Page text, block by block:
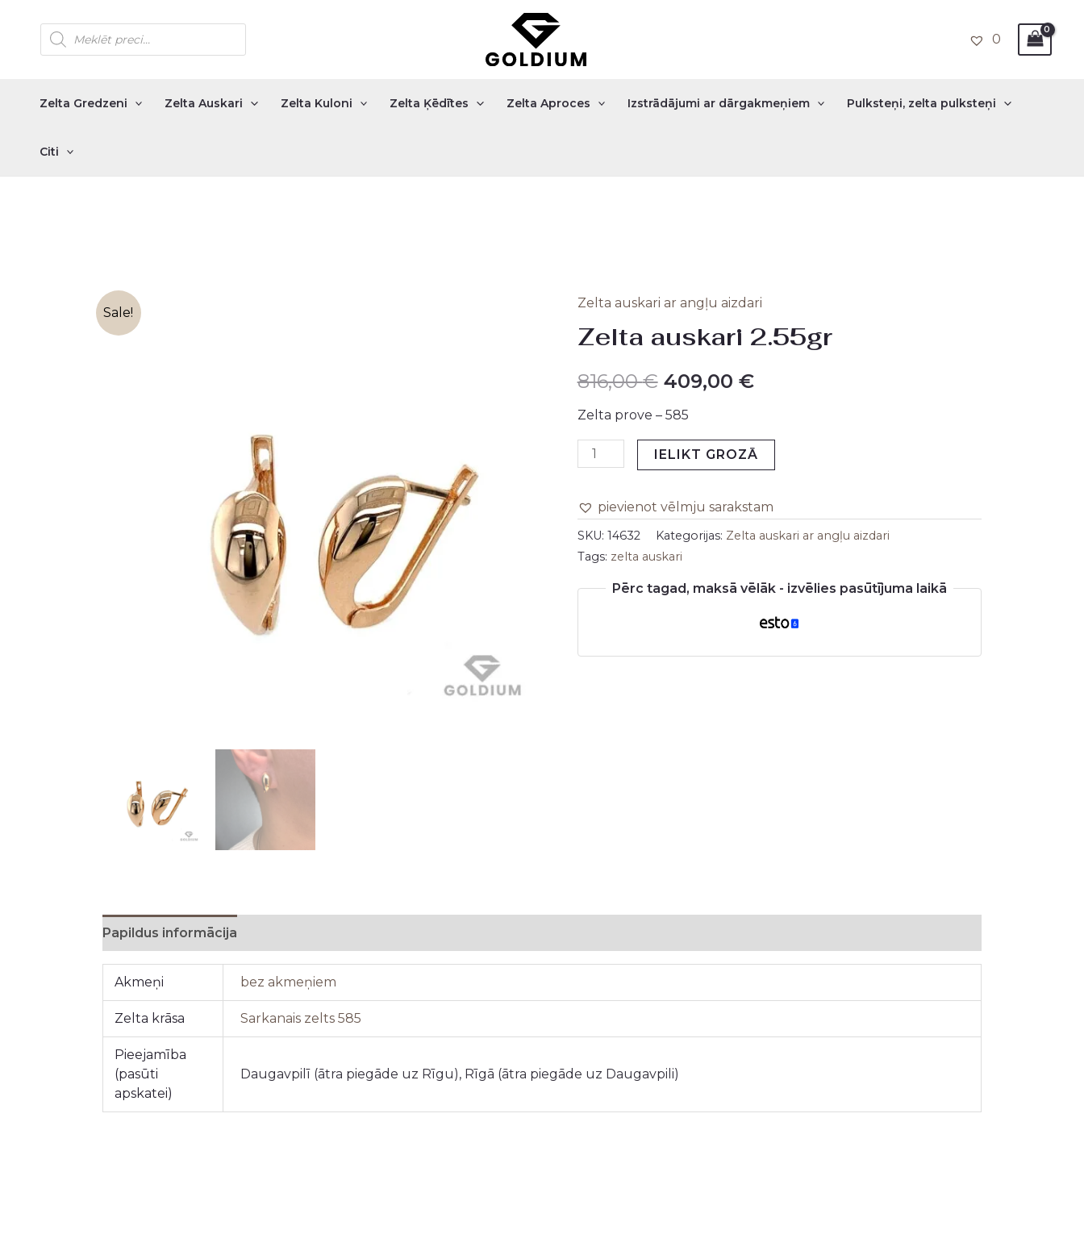
content
Products
search
0
Zelta Gredzeni Zelta Auskari Zelta Kuloni Zelta Ķēdītes Zelta Aproces Izstrādājumi ar dārgakmeņiem Pulksteņi, zelta pulksteņi
Citi
Sale!
Zelta auskari ar angļu aizdari
Zelta auskari 2.55gr
816,00€
Original
price
was:
816,00 €.
409,00 €
Current
price
is:
Zelta prove – 585
Zelta
auskari
daudzums
IELIKT GROZĀ
pievienot vēlmju sarakstam
SKU: 14632 Kategorijas: Zelta auskari ar angļu aizdari
Tags: zelta auskari
Pērc tagad, maksā vēlāk - izvēlies pasūtījuma laikā
Papildus informācija
Akmeņi bez akmeņiem
Zelta krāsa Sarkanais zelts 585
Pieejamība
(pasūti
apskatei)
Daugavpilī (ātra piegāde uz Rīgu), Rīgā (ātra piegāde uz Daugavpili)